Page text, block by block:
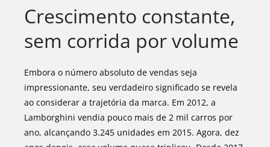
Crescimento constante,
sem corrida por volume
Embora o número absoluto de vendas seja
impressionante, seu verdadeiro significado se revela
ao considerar a trajetória da marca. Em 2012, a
Lamborghini vendia pouco mais de 2 mil carros por
ano, alcançando 3.245 unidades em 2015. Agora, dez